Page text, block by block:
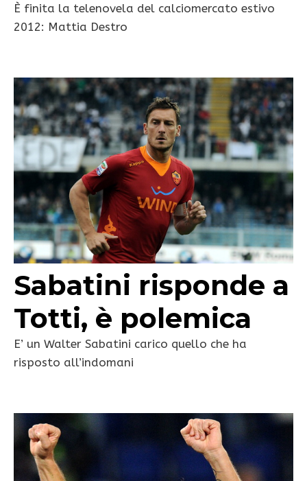
È finita la telenovela del calciomercato estivo
2012: Mattia Destro
Sabatini risponde a
Totti, è polemica
E’ un Walter Sabatini carico quello che ha
risposto all’indomani